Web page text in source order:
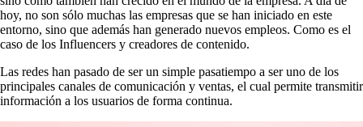
hoy, no son sólo muchas las empresas que se han iniciado en este
entorno, sino que además han generado nuevos empleos. Como es el
caso de los Influencers y creadores de contenido.
Las redes han pasado de ser un simple pasatiempo a ser uno de los
principales canales de comunicación y ventas, el cual permite transmitir
información a los usuarios de forma continua.